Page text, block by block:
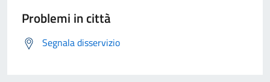
Problemi in città
Segnala disservizio